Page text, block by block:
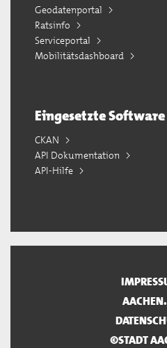
Geodatenportal
Ratsinfo
Serviceportal
Mobilitätsdashboard
Eingesetzte Software
CKAN
API Dokumentation
API-Hilfe
©STADT